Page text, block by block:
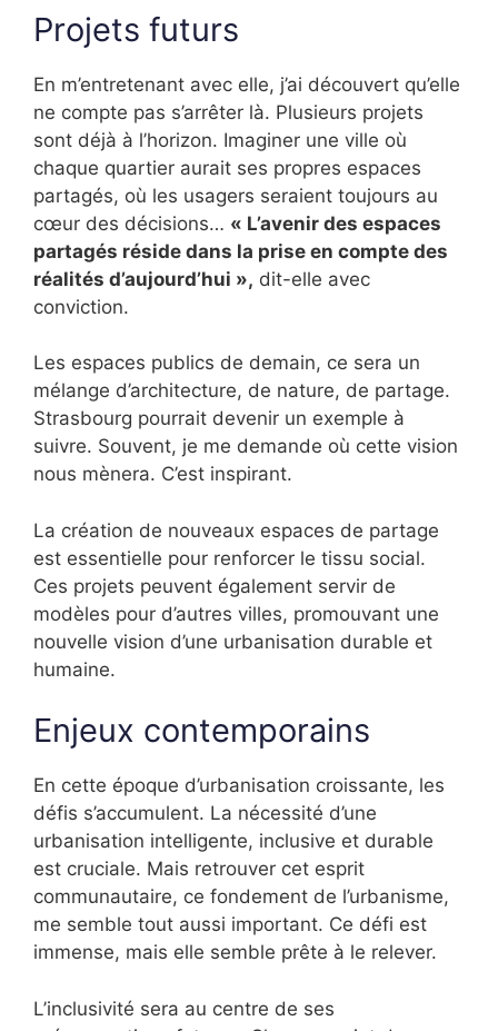
Projets futurs
En m’entretenant avec elle, j’ai découvert qu’elle
ne compte pas s’arrêter là. Plusieurs projets
sont déjà à l’horizon. Imaginer une ville où
chaque quartier aurait ses propres espaces
partagés, où les usagers seraient toujours au
cœur des décisions… « L’avenir des espaces
partagés réside dans la prise en compte des
réalités d’aujourd’hui », dit-elle avec
conviction.
Les espaces publics de demain, ce sera un
mélange d’architecture, de nature, de partage.
Strasbourg pourrait devenir un exemple à
suivre. Souvent, je me demande où cette vision
nous mènera. C’est inspirant.
La création de nouveaux espaces de partage
est essentielle pour renforcer le tissu social.
Ces projets peuvent également servir de
modèles pour d’autres villes, promouvant une
nouvelle vision d’une urbanisation durable et
humaine.
Enjeux contemporains
En cette époque d’urbanisation croissante, les
défis s’accumulent. La nécessité d’une
urbanisation intelligente, inclusive et durable
est cruciale. Mais retrouver cet esprit
communautaire, ce fondement de l’urbanisme,
me semble tout aussi important. Ce défi est
immense, mais elle semble prête à le relever.
L’inclusivité sera au centre de ses